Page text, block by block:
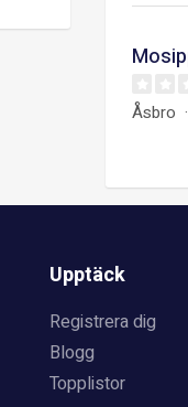
Åsbro
Upptäck
Registrera dig
Blogg
Topplistor